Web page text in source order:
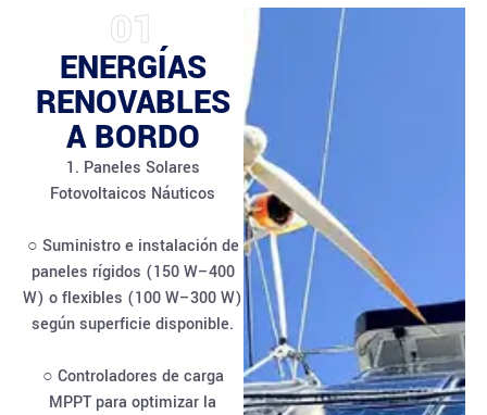
01
ENERGÍAS
RENOVABLES
A BORDO
1. Paneles Solares
Fotovoltaicos Náuticos
○ Suministro e instalación de
paneles rígidos (150 W–400
W) o flexibles (100 W–300 W)
según superficie disponible.
○ Controladores de carga
MPPT para optimizar la